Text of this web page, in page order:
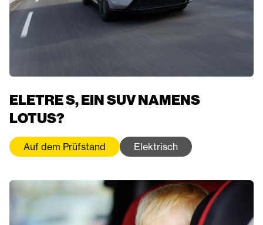
ELETRE S, EIN SUV NAMENS
LOTUS?
Auf dem Prüfstand Elektrisch